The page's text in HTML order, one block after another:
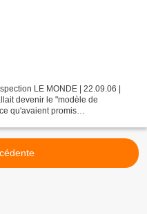
LE MONDE | 22.09.06 |
devenir le "modèle de
qu'avaient promis